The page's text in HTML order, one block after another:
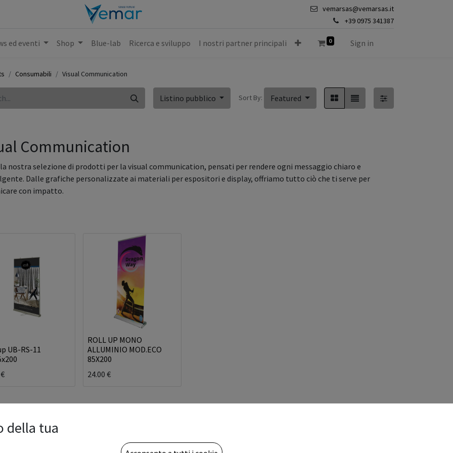
vemarsas@vemarsas.it
+39 0975 341387
ed eventi Shop Blue-lab Ricerca e sviluppo I nostri partner principali 0 Sign in
Consumabili Visual Communication
Listino pubblico Sort By: Featured
Communication
nostra selezione di prodotti per la visual communication, pensati per rendere ogni messaggio chiaro e
Dalle grafiche personalizzate ai materiali per espositori e display, offriamo tutto ciò che ti serve per
con impatto.
UB-RS-11
€
ROLL UP MONO
ALLUMINIO MOD.ECO
85X200
24.00 €
della tua